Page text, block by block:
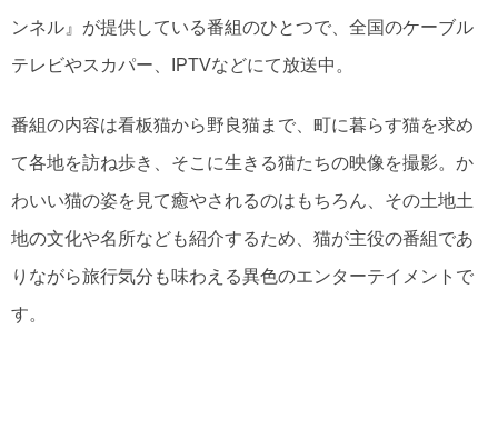
ンネル』が提供している番組のひとつで、全国のケーブル
テレビやスカパー、IPTVなどにて放送中。
番組の内容は看板猫から野良猫まで、町に暮らす猫を求め
て各地を訪ね歩き、そこに生きる猫たちの映像を撮影。か
わいい猫の姿を見て癒やされるのはもちろん、その土地土
地の文化や名所なども紹介するため、猫が主役の番組であ
りながら旅行気分も味わえる異色のエンターテイメントで
す。